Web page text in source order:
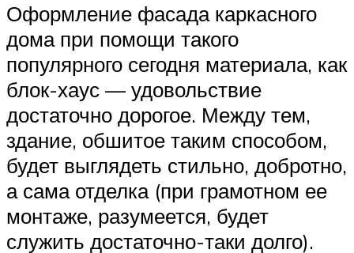
Оформление фасада каркасного
дома при помощи такого
популярного сегодня материала, как
блок-хаус — удовольствие
достаточно дорогое. Между тем,
здание, обшитое таким способом,
будет выглядеть стильно, добротно,
а сама отделка (при грамотном ее
монтаже, разумеется, будет
служить достаточно-таки долго).